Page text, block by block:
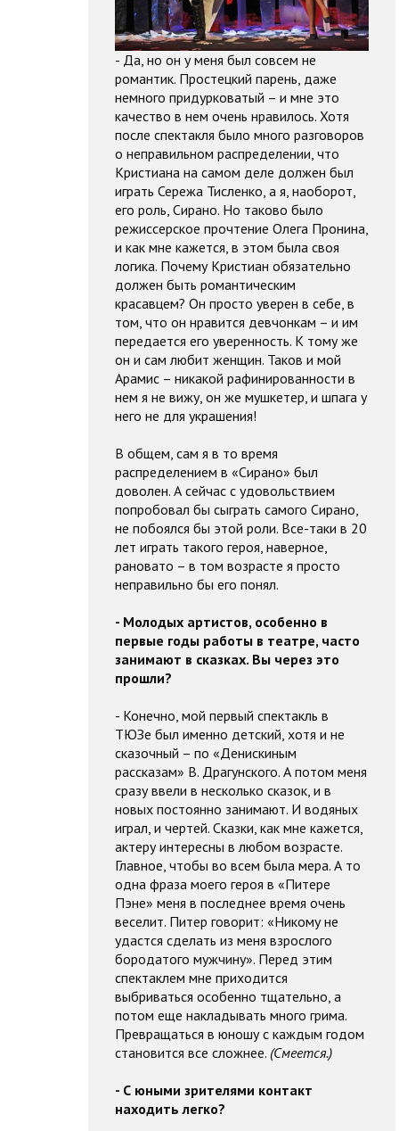
- Да, но он у меня был совсем не
романтик. Простецкий парень, даже
немного придурковатый – и мне это
качество в нем очень нравилось. Хотя
после спектакля было много разговоров
о неправильном распределении, что
Кристиана на самом деле должен был
играть Сережа Тисленко, а я, наоборот,
его роль, Сирано. Но таково было
режиссерское прочтение Олега Пронина,
и как мне кажется, в этом была своя
логика. Почему Кристиан обязательно
должен быть романтическим
красавцем? Он просто уверен в себе, в
том, что он нравится девчонкам – и им
передается его уверенность. К тому же
он и сам любит женщин. Таков и мой
Арамис – никакой рафинированности в
нем я не вижу, он же мушкетер, и шпага у
него не для украшения!
В общем, сам я в то время
распределением в «Сирано» был
доволен. А сейчас с удовольствием
попробовал бы сыграть самого Сирано,
не побоялся бы этой роли. Все-таки в 20
лет играть такого героя, наверное,
рановато – в том возрасте я просто
неправильно бы его понял.
- Молодых артистов, особенно в
первые годы работы в театре, часто
занимают в сказках. Вы через это
прошли?
- Конечно, мой первый спектакль в
ТЮЗе был именно детский, хотя и не
сказочный – по «Денискиным
рассказам» В. Драгунского. А потом меня
сразу ввели в несколько сказок, и в
новых постоянно занимают. И водяных
играл, и чертей. Сказки, как мне кажется,
актеру интересны в любом возрасте.
Главное, чтобы во всем была мера. А то
одна фраза моего героя в «Питере
Пэне» меня в последнее время очень
веселит. Питер говорит: «Никому не
удастся сделать из меня взрослого
бородатого мужчину». Перед этим
спектаклем мне приходится
выбриваться особенно тщательно, а
потом еще накладывать много грима.
Превращаться в юношу с каждым годом
становится все сложнее. (Смеется.)
- С юными зрителями контакт
находить легко?